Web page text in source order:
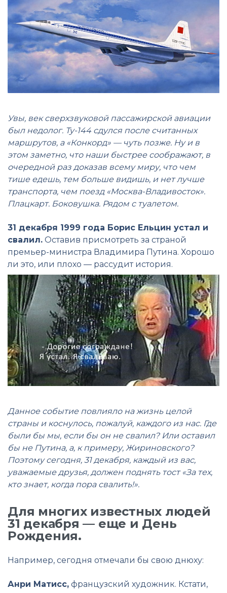
Увы, век сверхзвуковой пассажирской авиации
был недолог. Ту-144 сдулся после считанных
маршрутов, а «Конкорд» — чуть позже. Ну и в
этом заметно, что наши быстрее соображают, в
очередной раз доказав всему миру, что чем
тише едешь, тем больше видишь, и нет лучше
транспорта, чем поезд «Москва-Владивосток».
Плацкарт. Боковушка. Рядом с туалетом.
31 декабря 1999 года Борис Ельцин устал и
свалил. Оставив присмотреть за страной
премьер-министра Владимира Путина. Хорошо
ли это, или плохо — рассудит история.
Данное событие повлияло на жизнь целой
страны и коснулось, пожалуй, каждого из нас. Где
были бы мы, если бы он не свалил? Или оставил
бы не Путина, а, к примеру, Жириновского?
Поэтому сегодня, 31 декабря, каждый из вас,
уважаемые друзья, должен поднять тост «За тех,
кто знает, когда пора свалить!».
Для многих известных людей
31 декабря — еще и День
Рождения.
Например, сегодня отмечали бы свою днюху:
Анри Матисс, французский художник. Кстати,